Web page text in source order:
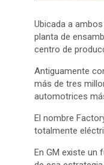
Ubicada a
planta de
centro de
Antiguamente
más de tres
automotrices
El nombre
totalmente
En GM existe un